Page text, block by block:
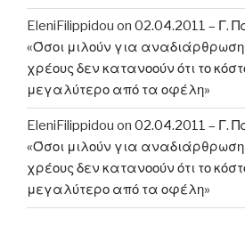
EleniFilippidou on 02.04.2011 – Γ.
«Όσοι μιλούν για αναδιάρθρωση
χρέους δεν κατανοούν ότι το
μεγαλύτερο από τα οφέλη»
EleniFilippidou on 02.04.2011 – Γ.
«Όσοι μιλούν για αναδιάρθρωση
χρέους δεν κατανοούν ότι το
μεγαλύτερο από τα οφέλη»